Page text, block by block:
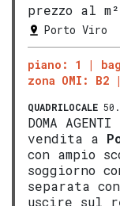
prezzo al
Porto Viro
piano: 1
zona OMI: B2
QUADRILOCALE
DOMA
vendita a
con ampio
soggiorno
separata
uscire sul